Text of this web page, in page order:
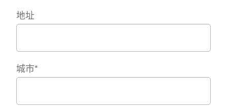
地址
城市*